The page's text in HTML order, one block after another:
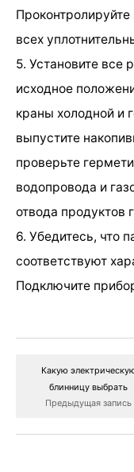
всех
5. Установите все
исходное
краны холодной и
выпустите
проверьте
водопровода и
отвода продуктов
6. Убедитесь, что
соответствуют
Подключите
Какую
блинницу выбрать
Предыдущая запись